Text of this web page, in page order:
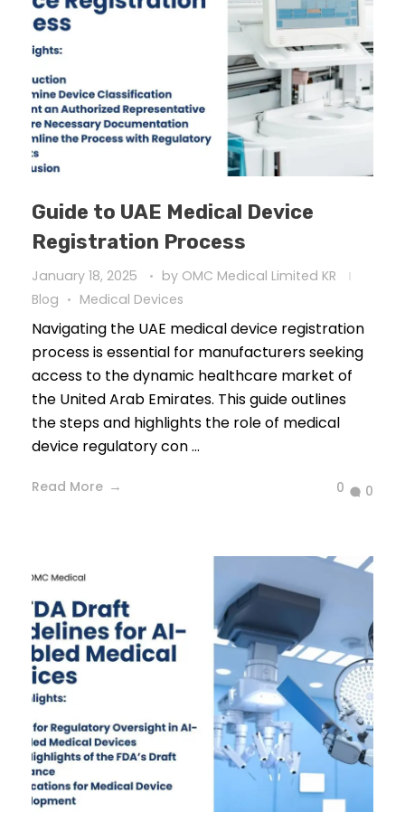
Guide to UAE Medical Device
Registration Process
January 18, 2025 by OMC Medical Limited KR
Blog
Medical Devices
Navigating the UAE medical device registration
process is essential for manufacturers seeking
access to the dynamic healthcare market of
the United Arab Emirates. This guide outlines
the steps and highlights the role of medical
device regulatory con ...
Read More 0 0